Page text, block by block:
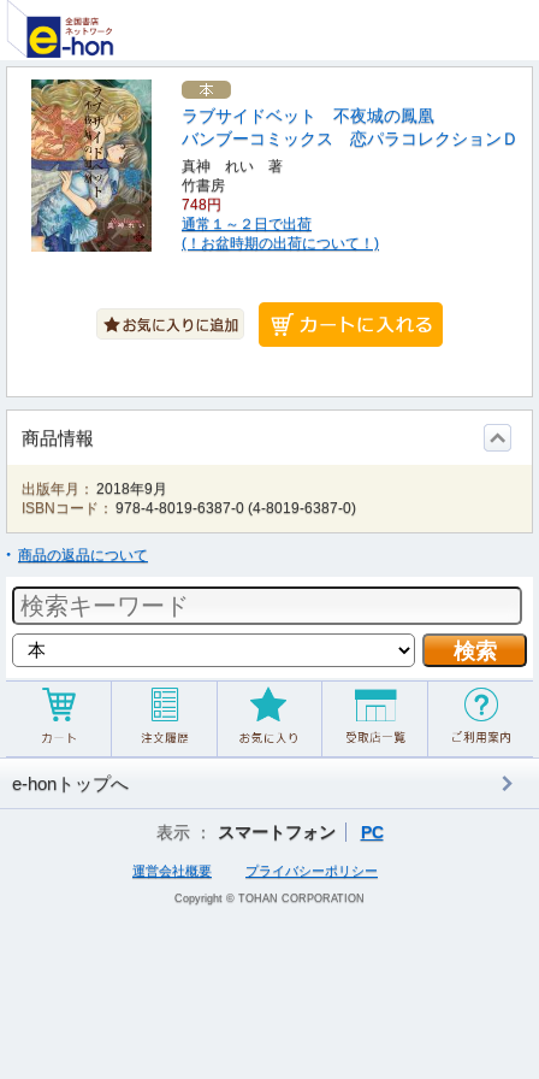
ラブサイドベット 不夜城の鳳凰
バンブーコミックス 恋パラコレクションＤ
真神 れい 著
竹書房
748円
通常１～２日で出荷
(！お盆時期の出荷について！)
商品情報
出版年月： 2018年9月
ISBNコード： 978-4-8019-6387-0 (4-8019-6387-0)
商品の返品について
e-honトップへ
表示 ： スマートフォン PC
運営会社概要 プライバシーポリシー
Copyright © TOHAN CORPORATION